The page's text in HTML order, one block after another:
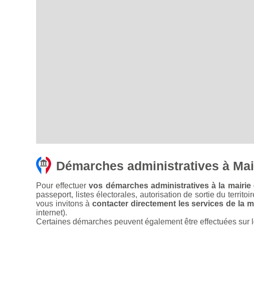
Démarches administratives à
Pour effectuervos démarches administratives à la mairie
passeport, listes électorales, autorisation de sortie du
vous invitons àcontacter directement les services de la
internet).
Certaines démarches peuvent également être effectuées